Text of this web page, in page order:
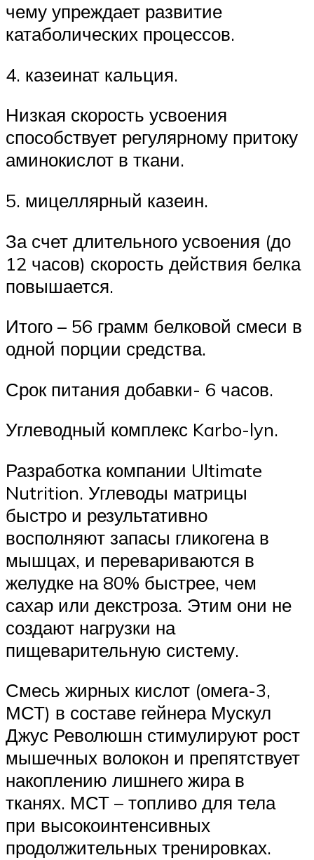
чему упреждает развитие
катаболических процессов.
4. казеинат кальция.
Низкая скорость усвоения
способствует регулярному притоку
аминокислот в ткани.
5. мицеллярный казеин.
За счет длительного усвоения (до
12 часов) скорость действия белка
повышается.
Итого – 56 грамм белковой смеси в
одной порции средства.
Срок питания добавки- 6 часов.
Углеводный комплекс Karbo-lyn.
Разработка компании Ultimate
Nutrition. Углеводы матрицы
быстро и результативно
восполняют запасы гликогена в
мышцах, и перевариваются в
желудке на 80% быстрее, чем
сахар или декстроза. Этим они не
создают нагрузки на
пищеварительную систему.
Смесь жирных кислот (омега-3,
МСТ) в составе гейнера Мускул
Джус Революшн стимулируют рост
мышечных волокон и препятствует
накоплению лишнего жира в
тканях. МСТ – топливо для тела
при высокоинтенсивных
продолжительных тренировках.